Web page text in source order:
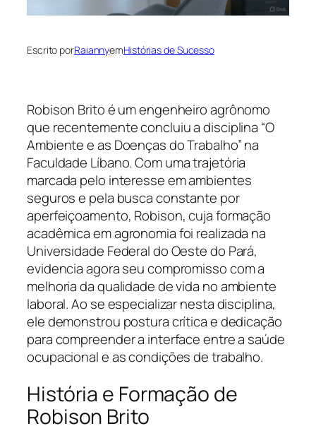
Escrito porRaiannyemHistórias de Sucesso
Robison Brito é um engenheiro agrônomo
que recentemente concluiu a disciplina “O
Ambiente e as Doenças do Trabalho” na
Faculdade Líbano. Com uma trajetória
marcada pelo interesse em ambientes
seguros e pela busca constante por
aperfeiçoamento, Robison, cuja formação
acadêmica em agronomia foi realizada na
Universidade Federal do Oeste do Pará,
evidencia agora seu compromisso com a
melhoria da qualidade de vida no ambiente
laboral. Ao se especializar nesta disciplina,
ele demonstrou postura crítica e dedicação
para compreender a interface entre a saúde
ocupacional e as condições de trabalho.
História e Formação de
Robison Brito